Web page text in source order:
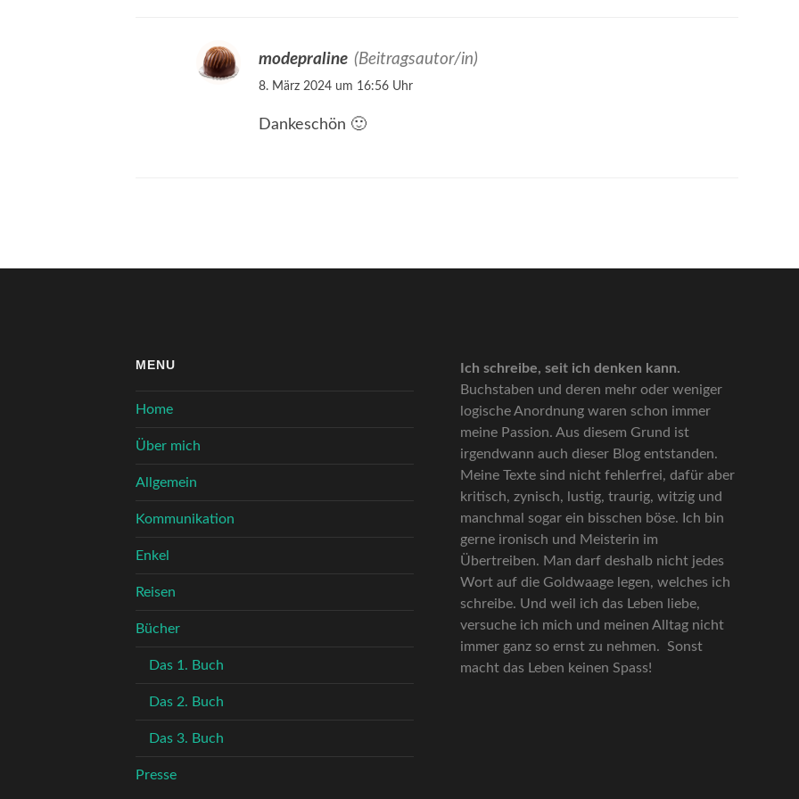
modepraline (Beitragsautor/in)
8. März 2024 um 16:56 Uhr
Dankeschön 🙂
MENU
Home
Über mich
Allgemein
Kommunikation
Enkel
Reisen
Bücher
Das 1. Buch
Das 2. Buch
Das 3. Buch
Presse
Ich schreibe, seit ich denken kann.
Buchstaben und deren mehr oder weniger
logische Anordnung waren schon immer
meine Passion. Aus diesem Grund ist
irgendwann auch dieser Blog entstanden.
Meine Texte sind nicht fehlerfrei, dafür aber
kritisch, zynisch, lustig, traurig, witzig und
manchmal sogar ein bisschen böse. Ich bin
gerne ironisch und Meisterin im
Übertreiben. Man darf deshalb nicht jedes
Wort auf die Goldwaage legen, welches ich
schreibe. Und weil ich das Leben liebe,
versuche ich mich und meinen Alltag nicht
immer ganz so ernst zu nehmen. Sonst
macht das Leben keinen Spass!